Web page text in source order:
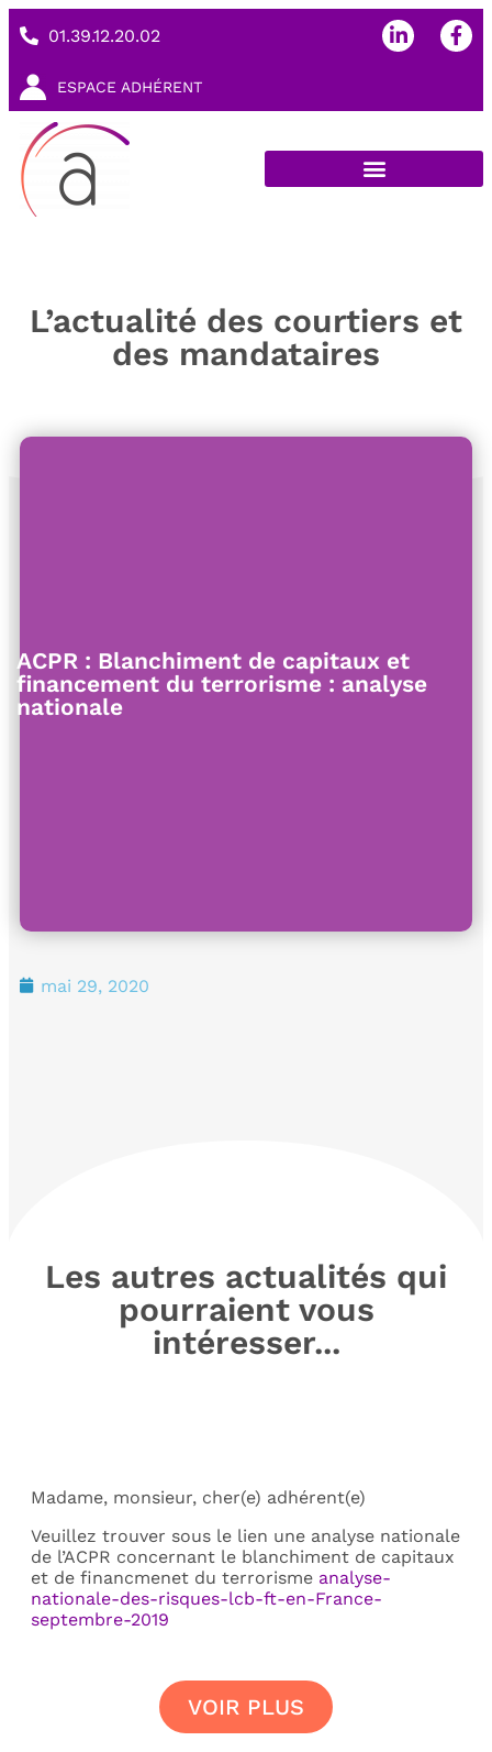
01.39.12.20.02
ESPACE ADHÉRENT
L’actualité des courtiers et
des mandataires
ACPR : Blanchiment de capitaux et
financement du terrorisme : analyse
nationale
mai 29, 2020
Les autres actualités qui
pourraient vous
intéresser...
Madame, monsieur, cher(e) adhérent(e)
Veuillez trouver sous le lien une analyse nationale
de l’ACPR concernant le blanchiment de capitaux
et de financmenet du terrorisme analyse-
nationale-des-risques-lcb-ft-en-France-
septembre-2019
VOIR PLUS